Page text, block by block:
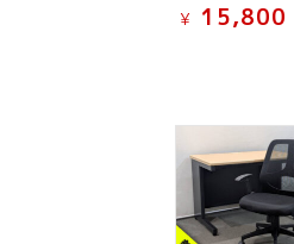
¥ 15,800